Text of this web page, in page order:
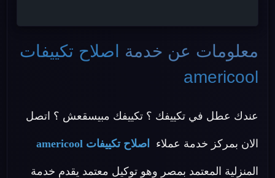
معلومات عن خدمة
اصلاح تكييفات
americool
عندك عطل في تكييفك ؟ تكييفك مبيسقعش ؟ اتصل
الان بمركز خدمة عملاء اصلاح تكييفات americool
المنزلية المعتمد بمصر وهو توكيل معتمد يقدم خدمة